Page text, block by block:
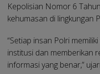
Kepolisian Nomor 6
kehumasan di lingkungan
“Setiap insan Polri
institusi dan memberikan
informasi yang benar,”